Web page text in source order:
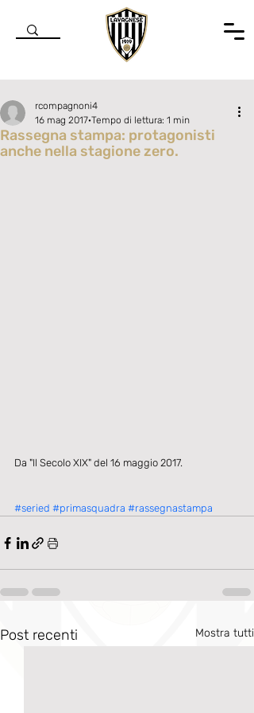
Rassegna stampa: protagonisti
anche nella stagione zero.
rcompagnoni4
16 mag 2017 Tempo di lettura: 1 min
Da "Il Secolo XIX" del 16 maggio 2017.
#seried #primasquadra #rassegnastampa
Post recenti Mostra tutti